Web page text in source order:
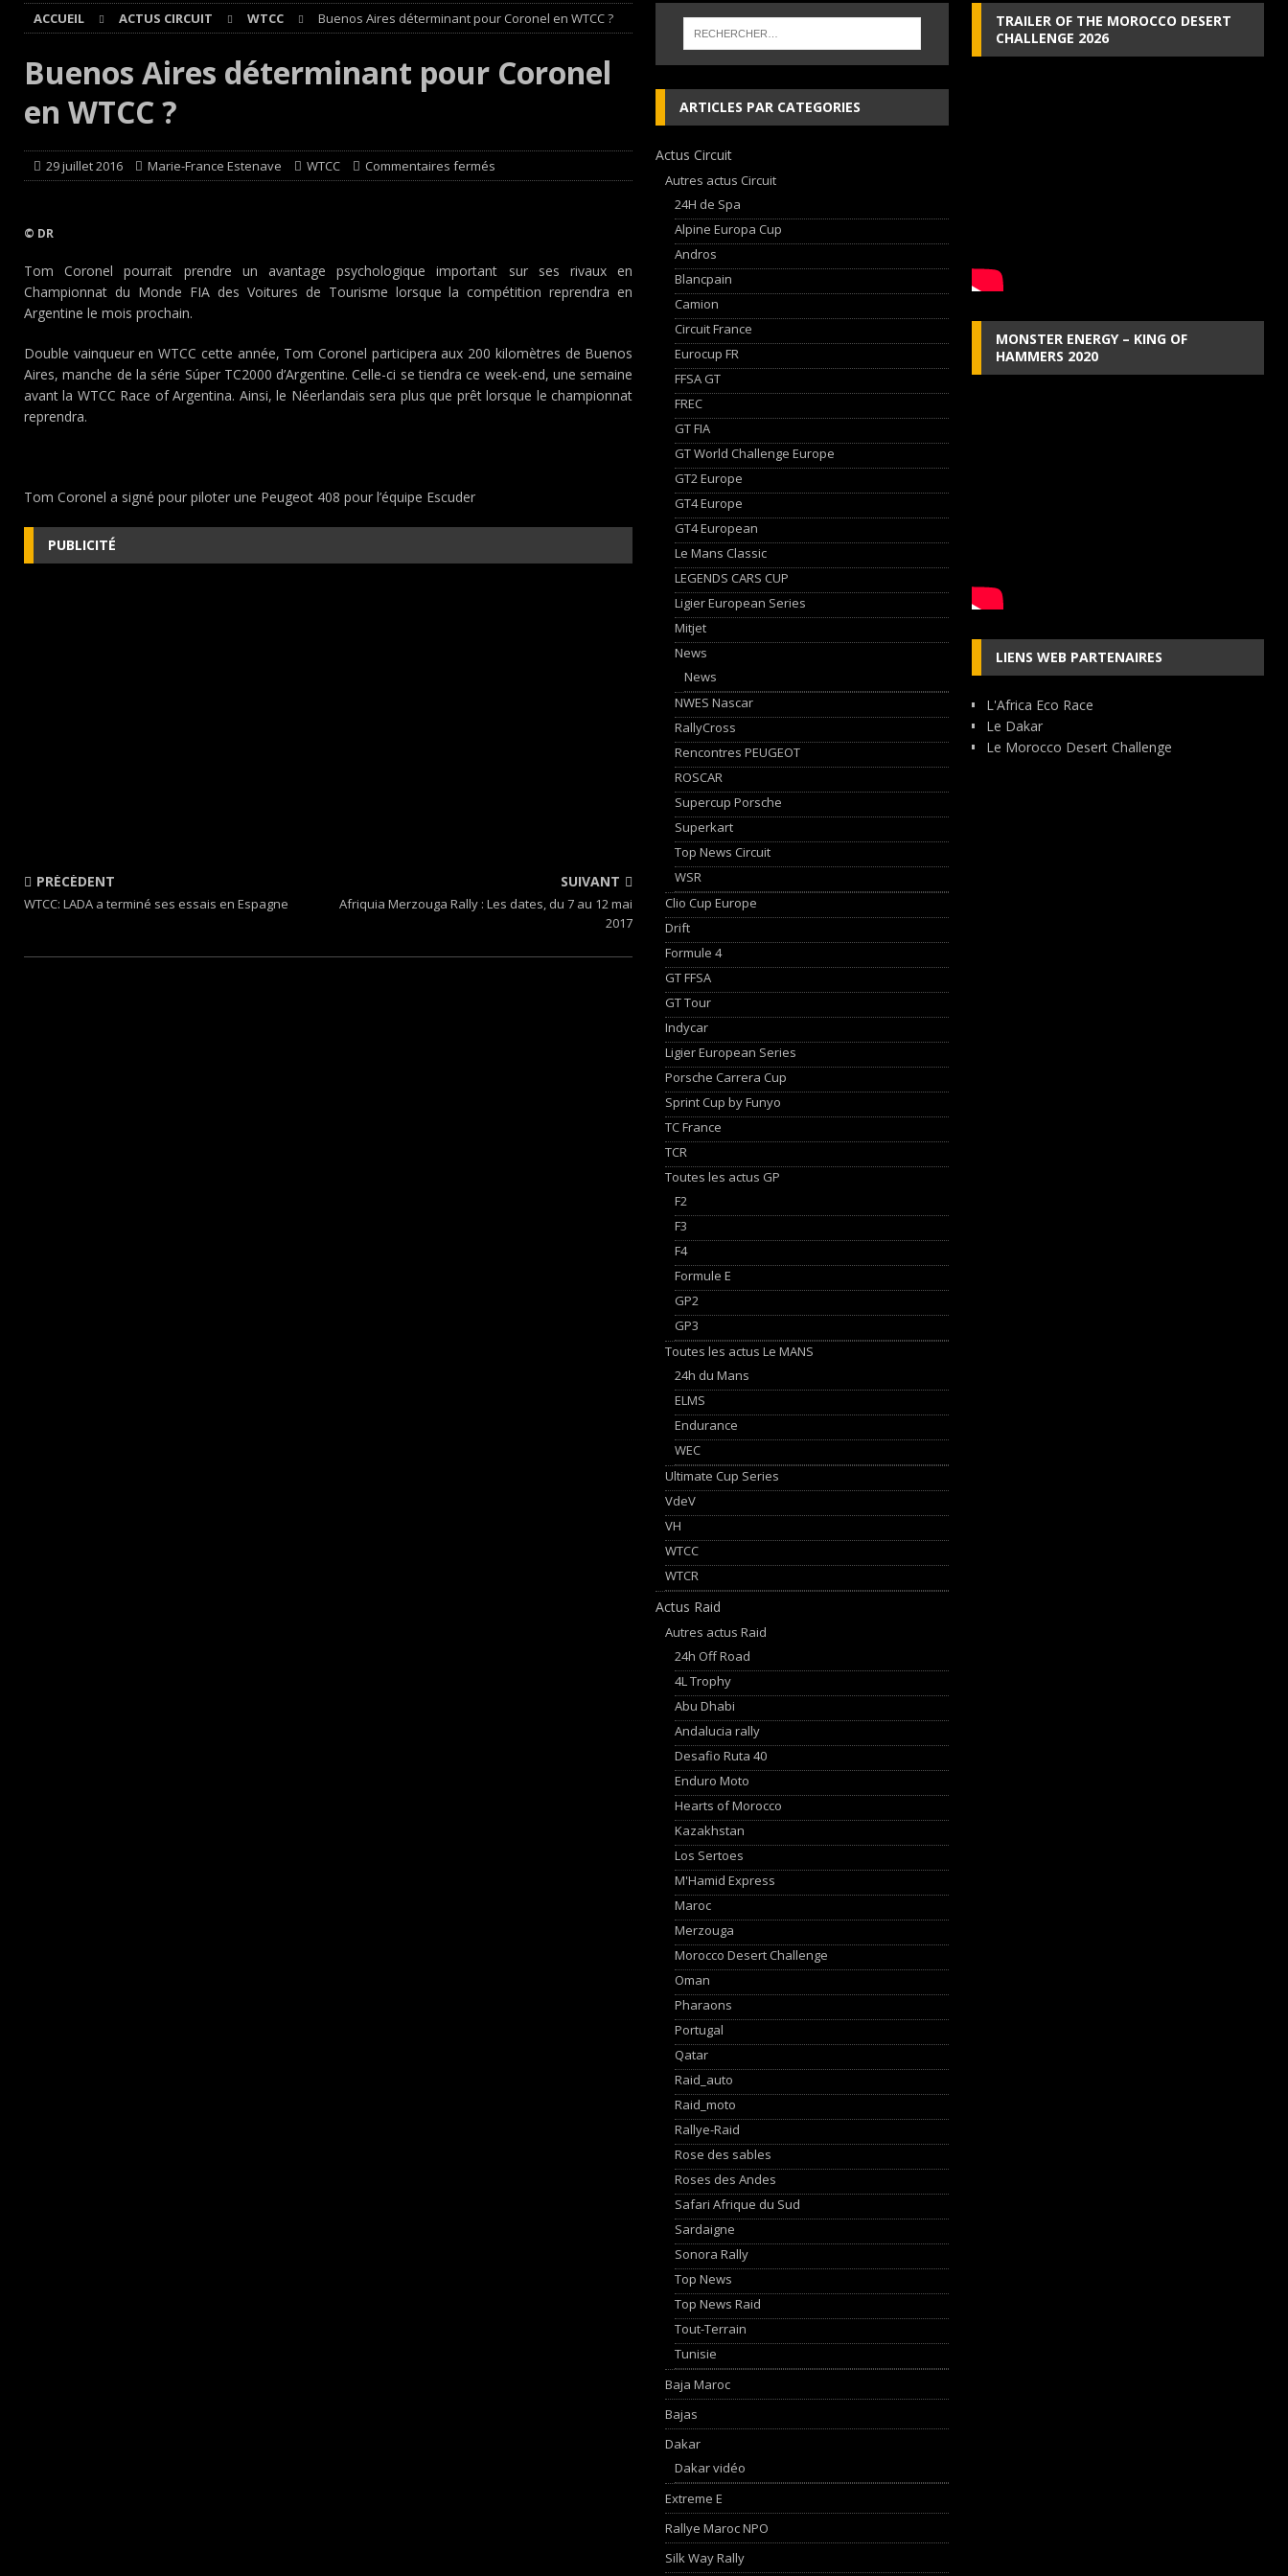
[ 8 août 2026 ] GT World Challenge : Mercedes-AMG, Porsche and Ferrari vie for international glory
GT WORLD CHALLENGE
EUROPE
De l’annulation du rallye TT Orthez-Béarn, les Cimes sur de bons rails !
EDITO RAID
[ 7 août 2026 ]
[ 8 août 2026 ] Avant les Cimes, Mathieu Baumel à la Baja Hongroise avec son pilote Guillaume de Mévius EDITO RAID
ACCUEIL ACTUS CIRCUIT WTCC Buenos Aires déterminant pour Coronel en WTCC ?
Buenos Aires déterminant pour Coronel
en WTCC ?
29 juillet 2016 Marie-France Estenave WTCC Commentaires fermés
© DR
Tom Coronel pourrait prendre un avantage psychologique important sur ses rivaux en
Championnat du Monde FIA des Voitures de Tourisme lorsque la compétition reprendra en
Argentine le mois prochain.
Double vainqueur en WTCC cette année, Tom Coronel participera aux 200 kilomètres de Buenos
Aires, manche de la série Súper TC2000 d’Argentine. Celle-ci se tiendra ce week-end, une semaine
avant la WTCC Race of Argentina. Ainsi, le Néerlandais sera plus que prêt lorsque le championnat
reprendra.
Tom Coronel a signé pour piloter une Peugeot 408 pour l’équipe Escuder
PUBLICITÉ
PRÉCÉDENT
WTCC: LADA a terminé ses essais en Espagne
SUIVANT
Afriquia Merzouga Rally : Les dates, du 7 au 12 mai
2017
ARTICLES PAR CATEGORIES
Actus Circuit
Autres actus Circuit
24H de Spa
Alpine Europa Cup
Andros
Blancpain
Camion
Circuit France
Eurocup FR
FFSA GT
FREC
GT FIA
GT World Challenge Europe
GT2 Europe
GT4 Europe
GT4 European
Le Mans Classic
LEGENDS CARS CUP
Ligier European Series
Mitjet
News
News
NWES Nascar
RallyCross
Rencontres PEUGEOT
ROSCAR
Supercup Porsche
Superkart
Top News Circuit
WSR
Clio Cup Europe
Drift
Formule 4
GT FFSA
GT Tour
Indycar
Ligier European Series
Porsche Carrera Cup
Sprint Cup by Funyo
TC France
TCR
Toutes les actus GP
F2
F3
F4
Formule E
GP2
GP3
Toutes les actus Le MANS
24h du Mans
ELMS
Endurance
WEC
Ultimate Cup Series
VdeV
VH
WTCC
WTCR
Actus Raid
Autres actus Raid
24h Off Road
4L Trophy
Abu Dhabi
Andalucia rally
Desafio Ruta 40
Enduro Moto
Hearts of Morocco
Kazakhstan
Los Sertoes
M'Hamid Express
Maroc
Merzouga
Morocco Desert Challenge
Oman
Pharaons
Portugal
Qatar
Raid_auto
Raid_moto
Rallye-Raid
Rose des sables
Roses des Andes
Safari Afrique du Sud
Sardaigne
Sonora Rally
Top News
Top News Raid
Tout-Terrain
Tunisie
Baja Maroc
Bajas
Dakar
Dakar vidéo
Extreme E
Rallye Maroc NPO
Silk Way Rally
TRAILER OF THE MOROCCO DESERT
CHALLENGE 2026
MONSTER ENERGY – KING OF
HAMMERS 2020
LIENS WEB PARTENAIRES
L'Africa Eco Race
Le Dakar
Le Morocco Desert Challenge